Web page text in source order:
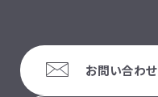
お問い合わせ